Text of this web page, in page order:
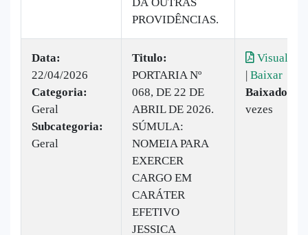
PROVIDÊNCIAS.
Data:
22/04/2026
Categoria:
Geral
Subcategoria:
Geral
Titulo:
PORTARIA Nº
068, DE 22 DE
ABRIL DE 2026.
SÚMULA:
NOMEIA PARA
EXERCER
CARGO EM
CARÁTER
EFETIVO
JESSICA
Visualizar
| Baixar
Baixado:
vezes